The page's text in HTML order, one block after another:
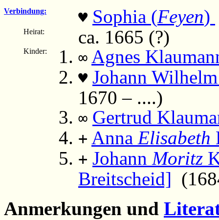
Verbindung: ♥ Sophia (Feyen)
Heirat: ca. 1665 (?)
Kinder: ∞ Agnes
♥ Johann
1670 – ....)
∞ Gertrud
+ Anna Elisabeth
+ Johann Moritz
Breitscheid]
Anmerkungen und